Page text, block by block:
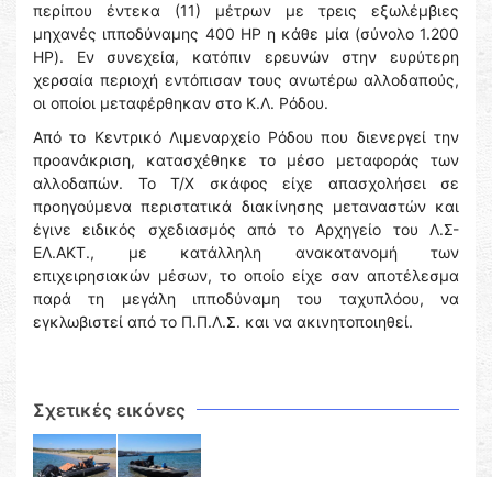
περίπου έντεκα (11) μέτρων με τρεις εξωλέμβιες
μηχανές ιπποδύναμης 400 HP η κάθε μία (σύνολο 1.200
HP). Εν συνεχεία, κατόπιν ερευνών στην ευρύτερη
χερσαία περιοχή εντόπισαν τους ανωτέρω αλλοδαπούς,
οι οποίοι μεταφέρθηκαν στο Κ.Λ. Ρόδου.
Από το Κεντρικό Λιμεναρχείο Ρόδου που διενεργεί την
προανάκριση, κατασχέθηκε το μέσο μεταφοράς των
αλλοδαπών. Το Τ/Χ σκάφος είχε απασχολήσει σε
προηγούμενα περιστατικά διακίνησης μεταναστών και
έγινε ειδικός σχεδιασμός από το Αρχηγείο του Λ.Σ-
ΕΛ.ΑΚΤ., με κατάλληλη ανακατανομή των
επιχειρησιακών μέσων, το οποίο είχε σαν αποτέλεσμα
παρά τη μεγάλη ιπποδύναμη του ταχυπλόου, να
εγκλωβιστεί από το Π.Π.Λ.Σ. και να ακινητοποιηθεί.
Σχετικές εικόνες